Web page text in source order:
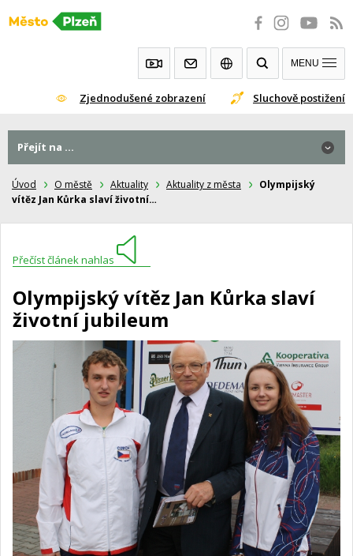
Přeskočit
Zjednodušené zobrazení Sluchově postižení
MENU
Úvod O městě Aktuality Aktuality z města
Olympijský
vítěz Jan Kůrka slaví životní…
Přečíst článek nahlas
Olympijský vítěz Jan Kůrka slaví
životní jubileum
Přejít na ...